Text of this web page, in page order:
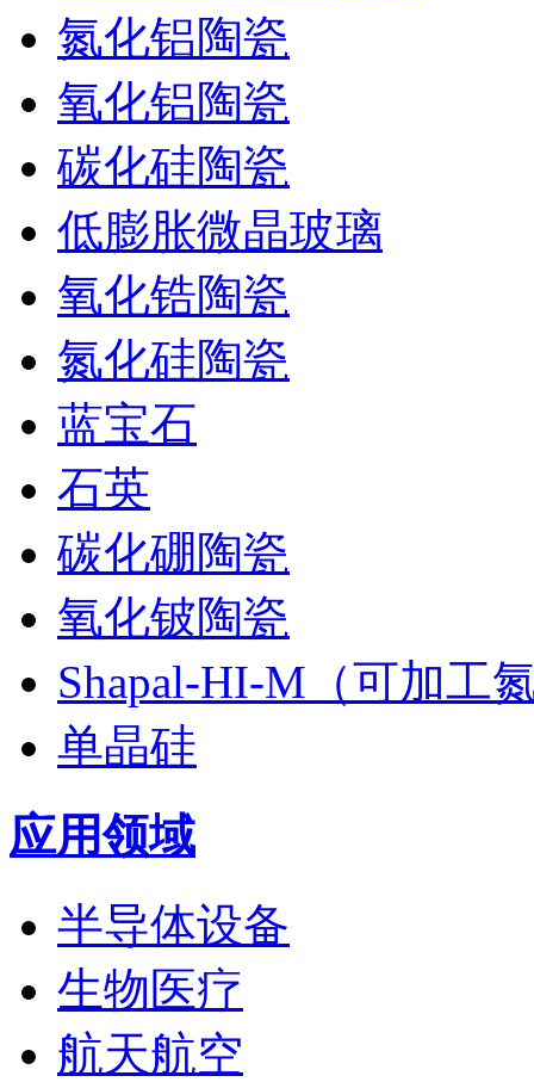
氮化铝陶瓷
氧化铝陶瓷
碳化硅陶瓷
低膨胀微晶玻璃
氧化锆陶瓷
氮化硅陶瓷
蓝宝石
石英
碳化硼陶瓷
氧化铍陶瓷
Shapal-HI-M（可加工
单晶硅
应用领域
半导体设备
生物医疗
航天航空